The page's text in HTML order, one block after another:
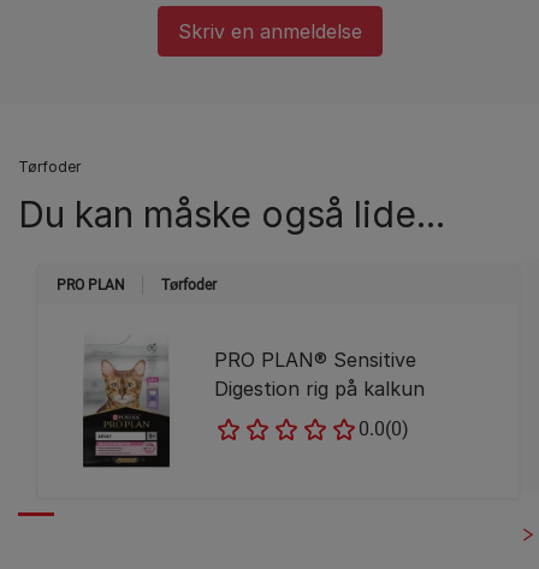
Skriv en anmeldelse
Tørfoder
Du kan måske også lide...
PRO PLAN Tørfoder
PRO PLAN® Sensitive
Digestion rig på kalkun
0.0(0)